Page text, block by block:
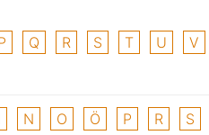
Q R S T U V
N O Ö P R S